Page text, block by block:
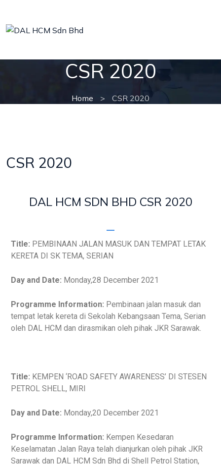
CSR 2020
Home > CSR 2020
CSR 2020
DAL HCM SDN BHD CSR 2020
Title: PEMBINAAN JALAN MASUK DAN TEMPAT LETAK
KERETA DI SK TEMA, SERIAN
Day and Date: Monday,28 December 2021
Programme Information: Pembinaan jalan masuk dan
tempat letak kereta di Sekolah Kebangsaan Tema, Serian
oleh DAL HCM dan dirasmikan oleh pihak JKR Sarawak.
Title: KEMPEN ‘ROAD SAFETY AWARENESS’ DI STESEN
PETROL SHELL, MIRI
Day and Date: Monday,20 December 2021
Programme Information: Kempen Kesedaran
Keselamatan Jalan Raya telah dianjurkan oleh pihak JKR
Sarawak dan DAL HCM Sdn Bhd di Shell Petrol Station,